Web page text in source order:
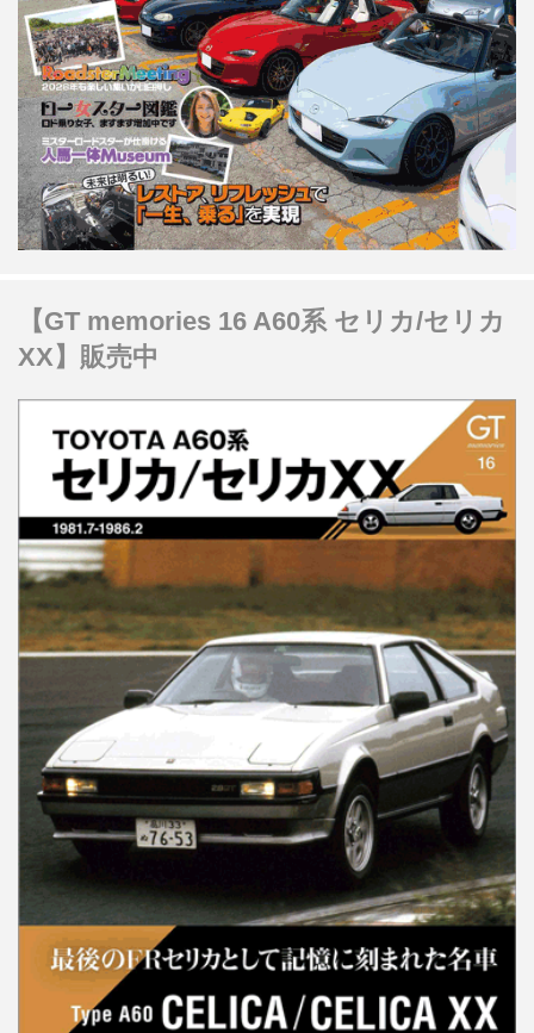
【GT memories 16 A60系 セリカ/セリカ
XX】販売中